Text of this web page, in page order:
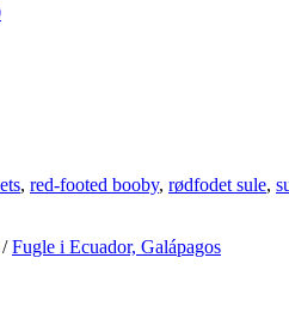
, red-footed booby, rødfodet sule,
/Fugle i Ecuador, Galápagos